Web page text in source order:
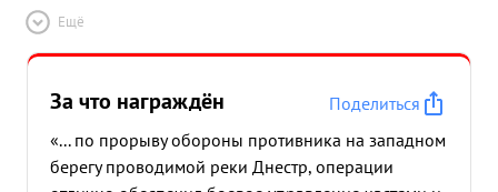
Ещё
За что награждён
Поделиться
«... по прорыву обороны противника на западном
берегу проводимой реки Днестр, операции